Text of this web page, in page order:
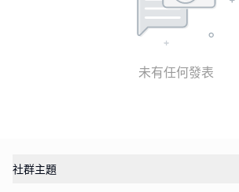
未有任何發表
社群主題